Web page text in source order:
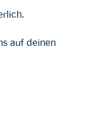
auf deinen